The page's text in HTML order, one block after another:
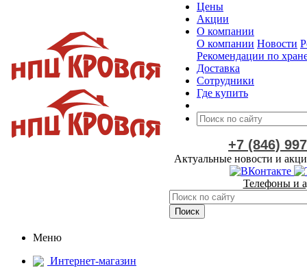
Цены
Акции
О компании
О компании Новости
Рекомендации по
Доставка
Сотрудники
Где купить
+7 (846)
Актуальные новости и
Телефоны и
Меню
Интернет-магазин